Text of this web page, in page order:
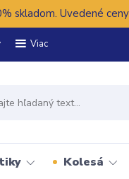
skladom. Uvedené
Viac
Kolesá